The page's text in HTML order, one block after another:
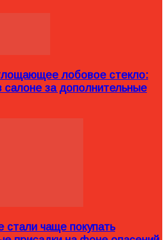
лобовое стекло:
салоне за дополнительные
стали чаще покупать